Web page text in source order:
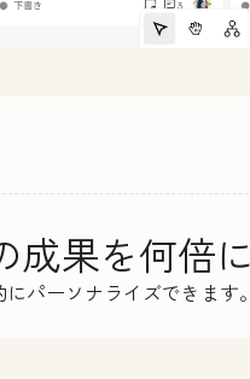
成果を何倍
パーソナライズできま